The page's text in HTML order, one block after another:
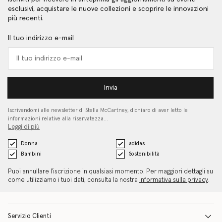
esclusivi, acquistare le nuove collezioni e scoprire le innovazioni
più recenti.
Il tuo indirizzo e-mail
Invia
Iscrivendomi alle newsletter di Stella McCartney, dichiaro di aver letto le
informazioni relative alla riservatezza…
Leggi di più
Donna
adidas
Bambini
Sostenibilità
Puoi annullare l'iscrizione in qualsiasi momento. Per maggiori dettagli su
come utilizziamo i tuoi dati, consulta la nostra
Informativa sulla privacy.
Servizio Clienti